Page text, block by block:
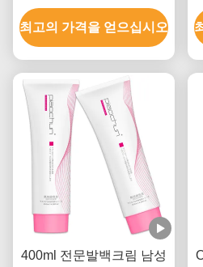
거기 GMPC 승인
최고의 가격을 얻으십시오
400ml 전문발백크림 남성